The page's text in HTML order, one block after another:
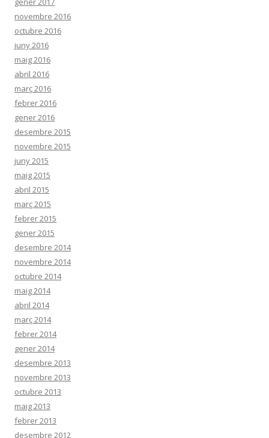
novembre 2016
octubre 2016
juny 2016
maig 2016
abril 2016
març 2016
febrer 2016
gener 2016
desembre 2015
novembre 2015
juny 2015
maig 2015
abril 2015
març 2015
febrer 2015
gener 2015
desembre 2014
novembre 2014
octubre 2014
maig 2014
abril 2014
març 2014
febrer 2014
gener 2014
desembre 2013
novembre 2013
octubre 2013
maig 2013
febrer 2013
desembre 2012